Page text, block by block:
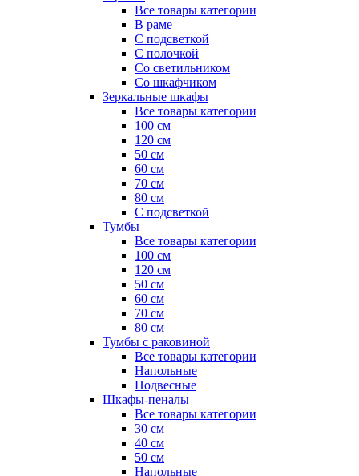
Все товары категории
В раме
С подсветкой
С полочкой
Со светильником
Со шкафчиком
Зеркальные шкафы
Все товары категории
100 см
120 см
50 см
60 см
70 см
80 см
С подсветкой
Тумбы
Все товары категории
100 см
120 см
50 см
60 см
70 см
80 см
Тумбы с раковиной
Все товары категории
Напольные
Подвесные
Шкафы-пеналы
Все товары категории
30 см
40 см
50 см
Напольные